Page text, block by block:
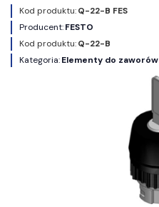
Kod produktu:Q-22-B FES
Producent:FESTO
Kod produktu:Q-22-B
Kategoria:Elementy do zaworów